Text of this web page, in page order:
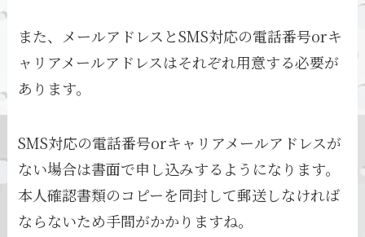
また、メールアドレスとSMS対応の電話番号orキ
ャリアメールアドレスはそれぞれ用意する必要が
あります。
SMS対応の電話番号orキャリアメールアドレスが
ない場合は書面で申し込みするようになります。
本人確認書類のコピーを同封して郵送しなければ
ならないため手間がかかりますね。